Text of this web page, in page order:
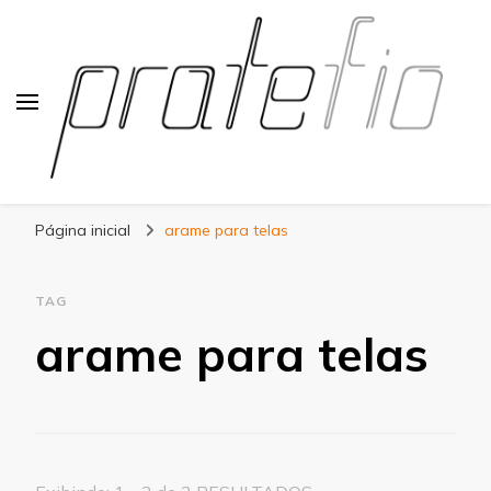
Página inicial arame para telas
TAG
arame para telas